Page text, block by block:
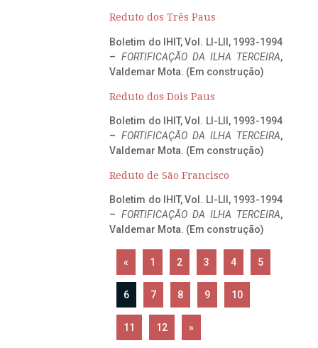
Reduto dos Três Paus
Boletim do IHIT, Vol. LI-LII, 1993-1994
– FORTIFICAÇÃO DA ILHA TERCEIRA,
Valdemar Mota. (Em construção)
Reduto dos Dois Paus
Boletim do IHIT, Vol. LI-LII, 1993-1994
– FORTIFICAÇÃO DA ILHA TERCEIRA,
Valdemar Mota. (Em construção)
Reduto de São Francisco
Boletim do IHIT, Vol. LI-LII, 1993-1994
– FORTIFICAÇÃO DA ILHA TERCEIRA,
Valdemar Mota. (Em construção)
« 1 2 3 4 5
6 7 8 9 10
11 12 »